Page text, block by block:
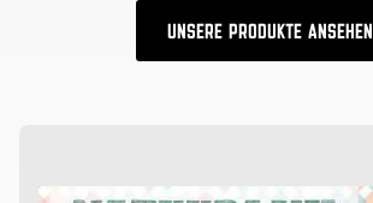
UNSERE PRODUKTE ANSEHEN